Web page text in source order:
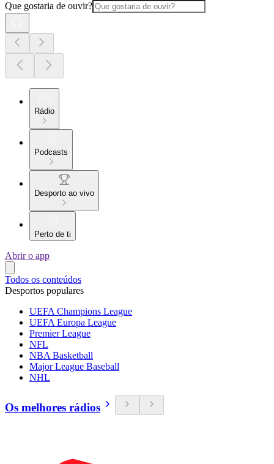
Que gostaria de ouvir?
Rádio
Podcasts
Desporto ao vivo
Perto de ti
Abrir o app
Todos os conteúdos
Desportos populares
UEFA Champions League
UEFA Europa League
Premier League
NFL
NBA Basketball
Major League Baseball
NHL
Os melhores rádios